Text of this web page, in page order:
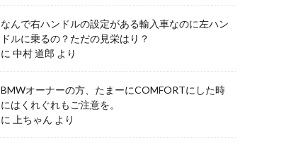
なんで右ハンドルの設定がある輸入車なのに左ハン
ドルに乗るの？ただの見栄はり？
に 中村 道郎 より
BMWオーナーの方、たまーにCOMFORTにした時
にはくれぐれもご注意を。
に
上ちゃん より